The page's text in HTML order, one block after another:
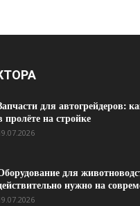
для автогрейдеров:
пролёте на стройке
для
нужно на